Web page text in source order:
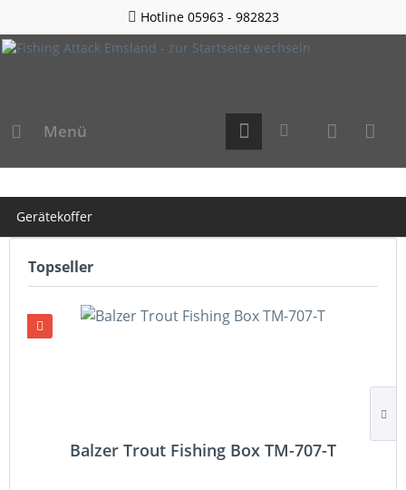
Hotline 05963 - 982823
Menü
Gerätekoffer
Topseller
Balzer Trout Fishing Box TM-707-T